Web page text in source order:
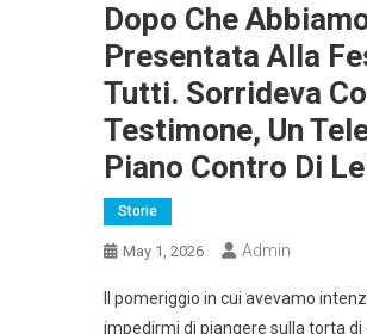
Dopo Che
Presentata Alla
Tutti. Sorrideva
Testimone, Un
Piano Contro Di
Storie
May 1, 2026 Admin
Il pomeriggio in cui avevamo
impedirmi di piangere sulla torta